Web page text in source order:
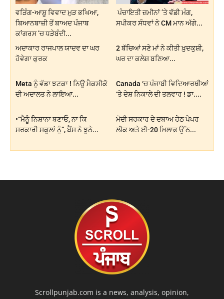
ਵੜਿੰਗ-ਆਸ਼ੂ ਵਿਵਾਦ ਮੁੜ ਭਖਿਆ,
ਬਿਆਨਬਾਜ਼ੀ ਤੋਂ ਬਾਅਦ ਪੰਜਾਬ
ਕਾਂਗਰਸ ’ਚ ਧੜੇਬੰਦੀ...
ਪੰਚਾਇਤੀ ਜ਼ਮੀਨਾਂ ’ਤੇ ਵੱਡੀ ਮੰਗ,
ਸਪੀਕਰ ਸੰਧਵਾਂ ਨੇ CM ਮਾਨ ਅੱਗੇ...
ਅਦਾਕਾਰ ਰਾਜਪਾਲ ਯਾਦਵ ਦਾ ਘਰ
ਹੋਵੇਗਾ ਕੁਰਕ
2 ਬੱਚਿਆਂ ਸਣੇ ਮਾਂ ਨੇ ਕੀਤੀ ਖ਼ੁਦਕੁਸ਼ੀ,
ਘਰ ਦਾ ਕਲੇਸ਼ ਬਣਿਆ...
Meta ਨੂੰ ਵੱਡਾ ਝਟਕਾ ! ਨਿਊ ਮੈਕਸੀਕੋ
ਦੀ ਅਦਾਲਤ ਨੇ ਲਾਇਆ...
Canada ‘ਚ ਪੰਜਾਬੀ ਵਿਦਿਆਰਥੀਆਂ
‘ਤੇ ਦੇਸ਼ ਨਿਕਾਲੇ ਦੀ ਤਲਵਾਰ ! ਡਾ....
•“ਮੈਨੂੰ ਨਿਸ਼ਾਨਾ ਬਣਾਓ, ਨਾ ਕਿ
ਸਰਕਾਰੀ ਸਕੂਲਾਂ ਨੂੰ”, ਬੈਂਸ ਨੇ ਝੂਠੇ...
ਮੋਦੀ ਸਰਕਾਰ ਦੇ ਦਬਾਅ ਹੇਠ ਪੇਪਰ
ਲੀਕ ਅਤੇ ਈ-20 ਖ਼ਿਲਾਫ਼ ਉੱਠ...
Scrollpunjab.com is a news, analysis, opinion,